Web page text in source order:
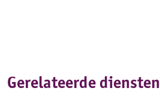
Gerelateerde diensten